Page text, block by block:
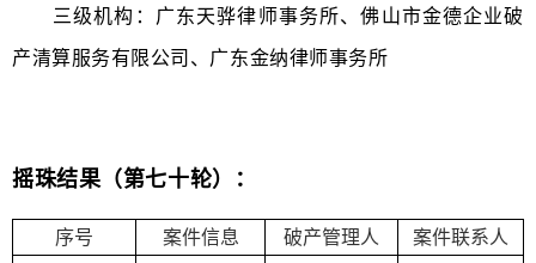
三级机构：广东天骅律师事务所、佛山市金德企业破
产清算服务有限公司、广东金纳律师事务所
摇珠结果（第七十轮）：
序号 案件信息 破产管理人 案件联系人